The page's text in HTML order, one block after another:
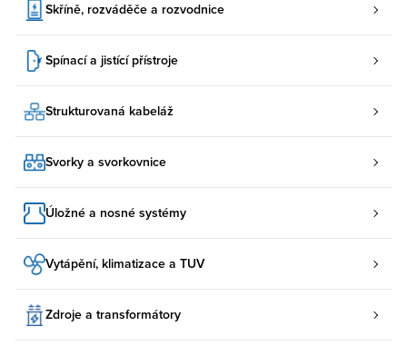
Skříně, rozváděče a rozvodnice
Spínací a jistící přístroje
Strukturovaná kabeláž
Svorky a svorkovnice
Úložné a nosné systémy
Vytápění, klimatizace a TUV
Zdroje a transformátory